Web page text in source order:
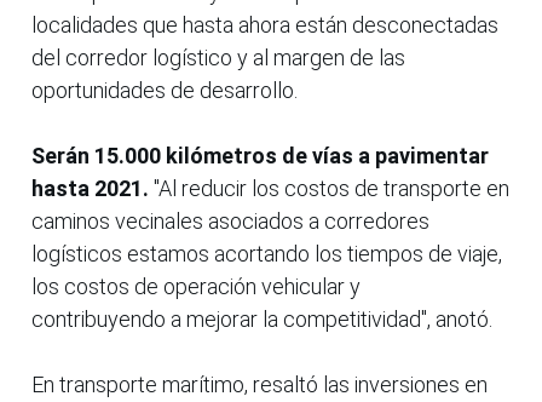
localidades que hasta ahora están desconectadas
del corredor logístico y al margen de las
oportunidades de desarrollo.
Serán 15.000 kilómetros de vías a pavimentar
hasta 2021. "Al reducir los costos de transporte en
caminos vecinales asociados a corredores
logísticos estamos acortando los tiempos de viaje,
los costos de operación vehicular y
contribuyendo a mejorar la competitividad", anotó.
En transporte marítimo, resaltó las inversiones en